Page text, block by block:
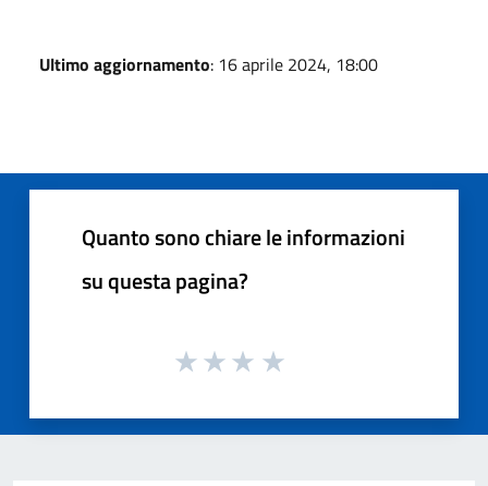
Ultimo aggiornamento: 16 aprile 2024, 18:00
Quanto sono chiare le informazioni
su questa pagina?